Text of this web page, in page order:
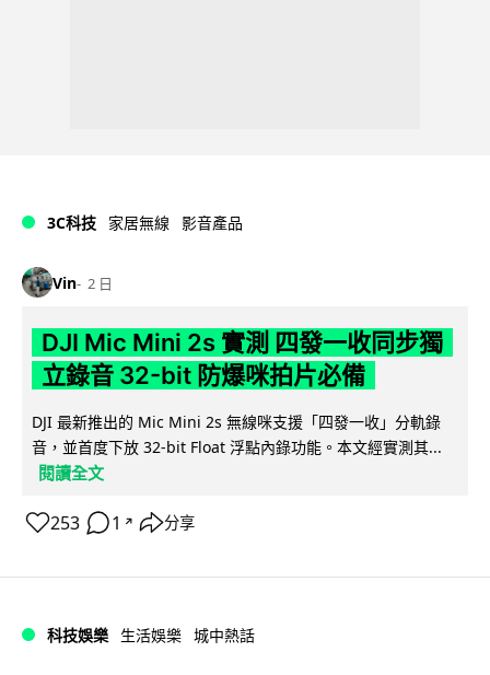
3C科技 家居無線 影音產品
Vin 2 日
DJI Mic Mini 2s 實測 四發一收同步獨
立錄音 32-bit 防爆咪拍片必備
DJI 最新推出的 Mic Mini 2s 無線咪支援「四發一收」分軌錄
音，並首度下放 32-bit Float 浮點內錄功能。本文經實測其...
閱讀全文
253 1 ↗ 分享
科技娛樂 生活娛樂 城中熱話